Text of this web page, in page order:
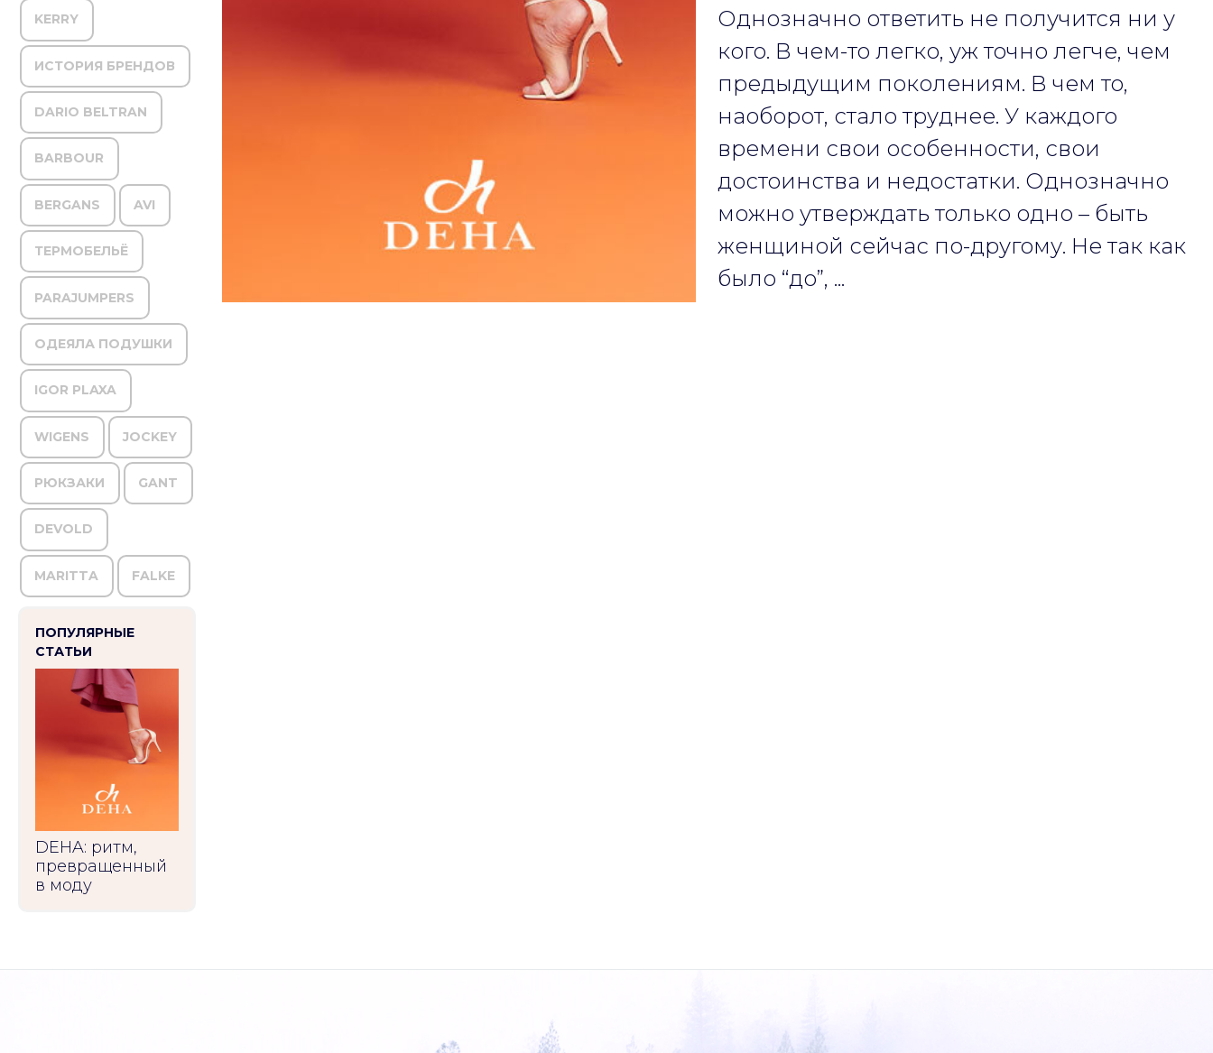
KERRY
ИСТОРИЯ БРЕНДОВ
DARIO BELTRAN
BARBOUR
BERGANS AVI
ТЕРМОБЕЛЬЁ
PARAJUMPERS
ОДЕЯЛА ПОДУШКИ
IGOR PLAXA
WIGENS JOCKEY
РЮКЗАКИ GANT
DEVOLD
MARITTA FALKE
ПОПУЛЯРНЫЕ
СТАТЬИ
DEHA: ритм,
превращенный
в моду
Однозначно ответить не получится ни у
кого. В чем-то легко, уж точно легче, чем
предыдущим поколениям. В чем то,
наоборот, стало труднее. У каждого
времени свои особенности, свои
достоинства и недостатки. Однозначно
можно утверждать только одно – быть
женщиной сейчас по-другому. Не так как
было “до”, ...